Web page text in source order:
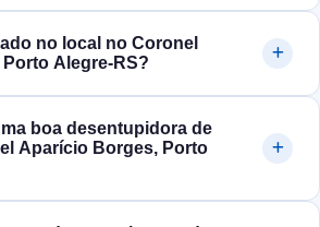
no local no Coronel
Alegre‑RS?
boa desentupidora de
Aparício Borges, Porto